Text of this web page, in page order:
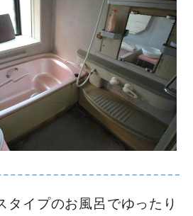
タイプのお風呂でゆったり